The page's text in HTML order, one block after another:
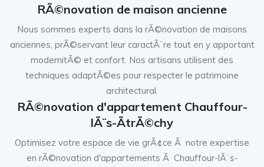
RÃ©novation de maison ancienne
Nous sommes experts dans la rÃ©novation de maisons
anciennes, prÃ©servant leur caractÃ¨re tout en y apportant
modernitÃ© et confort. Nos artisans utilisent des
techniques adaptÃ©es pour respecter le patrimoine
architectural.
RÃ©novation d'appartement Chauffour-
lÃ¨s-ÃtrÃ©chy
Optimisez votre espace de vie grÃ¢ce Ã notre expertise
en rÃ©novation d'appartements Ã Chauffour-lÃ¨s-